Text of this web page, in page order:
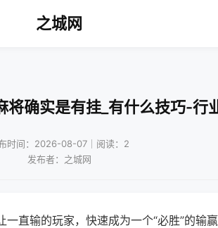
之城网
将确实是有挂_有什么技巧-行
时间：2026-08-07｜阅读：2
发布者：之城网
直输的玩家，快速成为一个“必胜”的输